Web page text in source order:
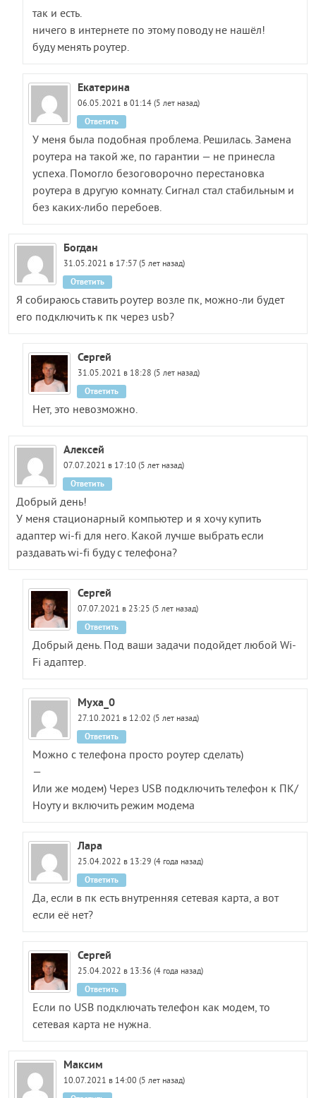
так и есть.
ничего в интернете по этому поводу не нашёл!
буду менять роутер.
Екатерина
06.05.2021 в 01:14 (5 лет назад)
У меня была подобная проблема. Решилась. Замена
роутера на такой же, по гарантии — не принесла
успеха. Помогло безоговорочно перестановка
роутера в другую комнату. Сигнал стал стабильным и
без каких-либо перебоев.
Ответить
Богдан
31.05.2021 в 17:57 (5 лет назад)
Я собираюсь ставить роутер возле пк, можно-ли будет
его подключить к пк через usb?
Ответить
Сергей
31.05.2021 в 18:28 (5 лет назад)
Нет, это невозможно.
Ответить
Алексей
07.07.2021 в 17:10 (5 лет назад)
Добрый день!
У меня стационарный компьютер и я хочу купить
адаптер wi-fi для него. Какой лучше выбрать если
раздавать wi-fi буду с телефона?
Ответить
Сергей
07.07.2021 в 23:25 (5 лет назад)
Добрый день. Под ваши задачи подойдет любой Wi-
Fi адаптер.
Ответить
Муха_0
27.10.2021 в 12:02 (5 лет назад)
Можно с телефона просто роутер сделать)
—
Или же модем) Через USB подключить телефон к ПК/
Ноуту и включить режим модема
Ответить
Лара
25.04.2022 в 13:29 (4 года назад)
Да, если в пк есть внутренняя сетевая карта, а вот
если её нет?
Ответить
Сергей
25.04.2022 в 13:36 (4 года назад)
Если по USB подключать телефон как модем, то
сетевая карта не нужна.
Ответить
Максим
10.07.2021 в 14:00 (5 лет назад)